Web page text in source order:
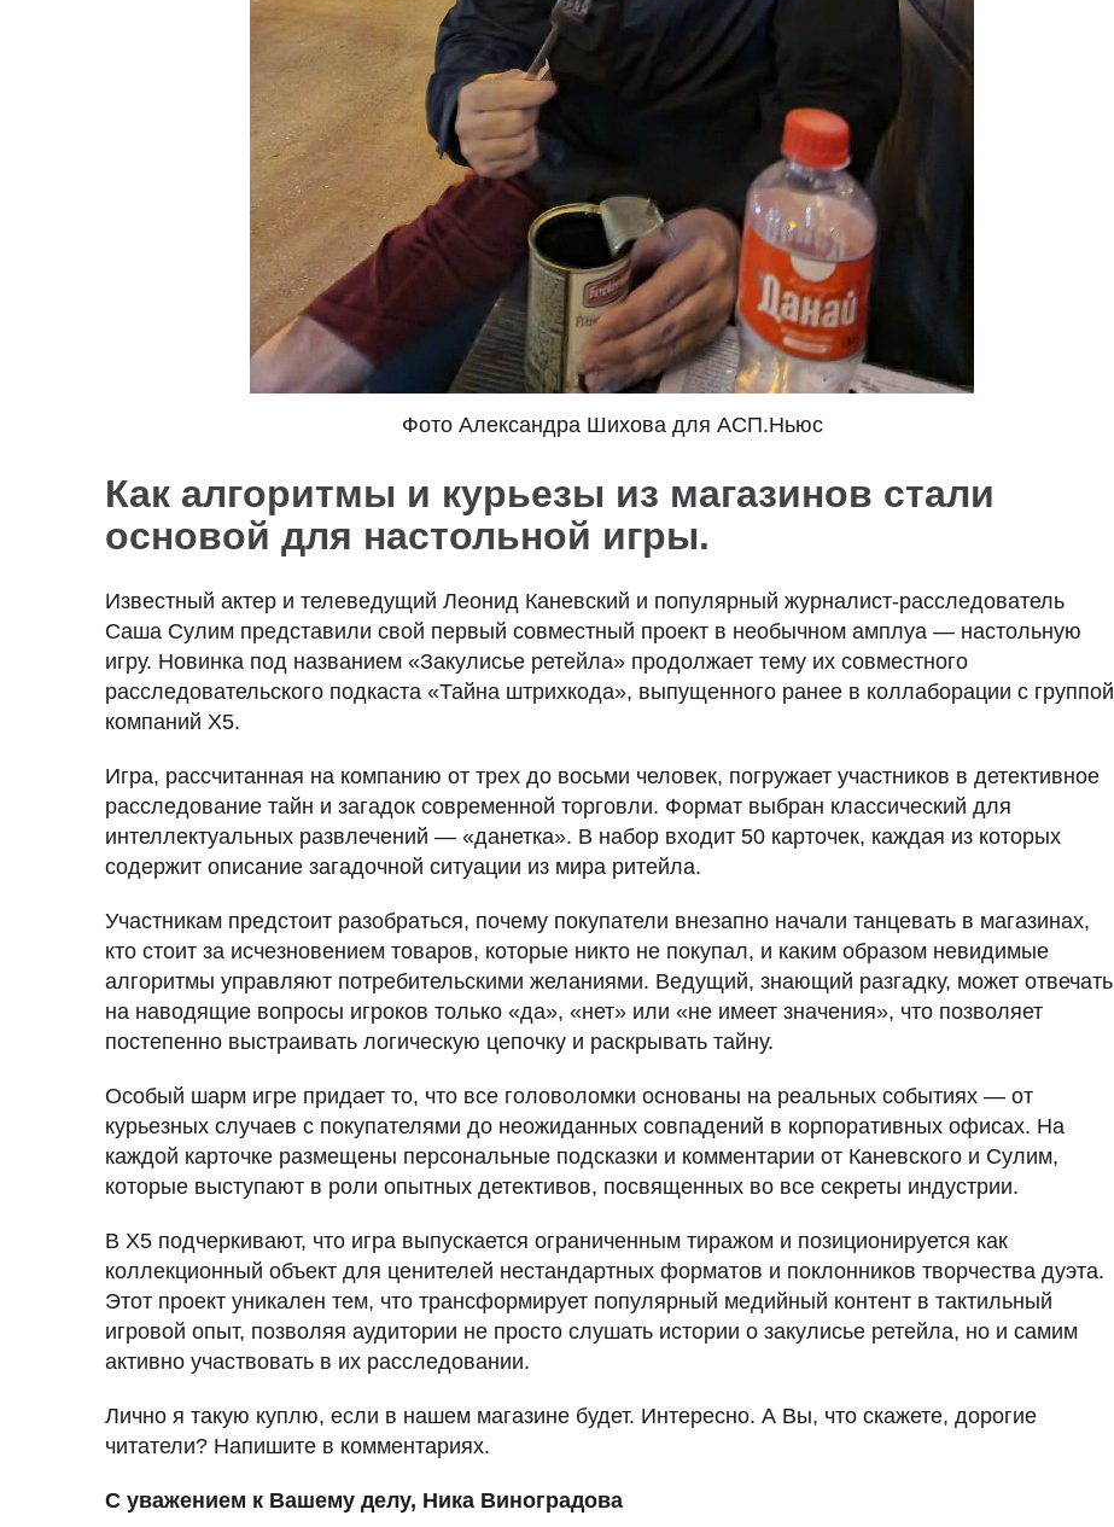
Фото Александра Шихова для АСП.Ньюс
Как алгоритмы и курьезы из магазинов стали
основой для настольной игры.
Известный актер и телеведущий Леонид Каневский и популярный журналист-расследователь
Саша Сулим представили свой первый совместный проект в необычном амплуа — настольную
игру. Новинка под названием «Закулисье ретейла» продолжает тему их совместного
расследовательского подкаста «Тайна штрихкода», выпущенного ранее в коллаборации с группой
компаний Х5.
Игра, рассчитанная на компанию от трех до восьми человек, погружает участников в детективное
расследование тайн и загадок современной торговли. Формат выбран классический для
интеллектуальных развлечений — «данетка». В набор входит 50 карточек, каждая из которых
содержит описание загадочной ситуации из мира ритейла.
Участникам предстоит разобраться, почему покупатели внезапно начали танцевать в магазинах,
кто стоит за исчезновением товаров, которые никто не покупал, и каким образом невидимые
алгоритмы управляют потребительскими желаниями. Ведущий, знающий разгадку, может отвечать
на наводящие вопросы игроков только «да», «нет» или «не имеет значения», что позволяет
постепенно выстраивать логическую цепочку и раскрывать тайну.
Особый шарм игре придает то, что все головоломки основаны на реальных событиях — от
курьезных случаев с покупателями до неожиданных совпадений в корпоративных офисах. На
каждой карточке размещены персональные подсказки и комментарии от Каневского и Сулим,
которые выступают в роли опытных детективов, посвященных во все секреты индустрии.
В Х5 подчеркивают, что игра выпускается ограниченным тиражом и позиционируется как
коллекционный объект для ценителей нестандартных форматов и поклонников творчества дуэта.
Этот проект уникален тем, что трансформирует популярный медийный контент в тактильный
игровой опыт, позволяя аудитории не просто слушать истории о закулисье ретейла, но и самим
активно участвовать в их расследовании.
Лично я такую куплю, если в нашем магазине будет. Интересно. А Вы, что скажете, дорогие
читатели? Напишите в комментариях.
С уважением к Вашему делу, Ника Виноградова